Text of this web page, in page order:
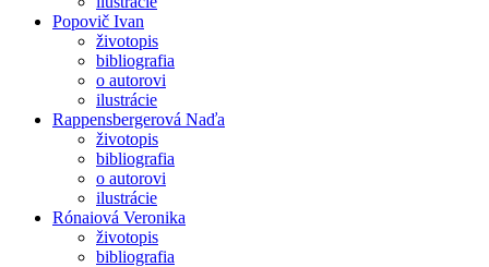
Popovič Ivan
životopis
bibliografia
o autorovi
ilustrácie
Rappensbergerová Naďa
životopis
bibliografia
o autorovi
ilustrácie
Rónaiová Veronika
životopis
bibliografia